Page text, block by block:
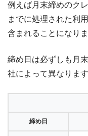
例えば月末締めのク
までに処理された利
含まれることになりま
締め日は必ずしも月
社によって異なります
締め日